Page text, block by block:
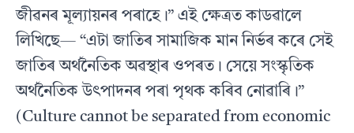
জীৱনৰ মূল্যায়নৰ পৰাহে।” এই ক্ষেত্ৰত কাডৱালে
লিখিছে— “এটা জাতিৰ সামাজিক মান নিৰ্ভৰ কৰে সেই
জাতিৰ অৰ্থনৈতিক অৱস্থাৰ ওপৰত। সেয়ে সংস্কৃতিক
অৰ্থনৈতিক উৎপাদনৰ পৰা পৃথক কৰিব নোৱাৰি।”
(Culture cannot be separated from economic